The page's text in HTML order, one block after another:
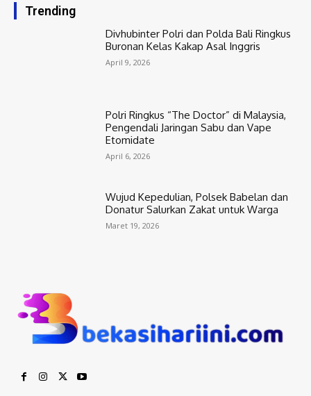
Trending
Divhubinter Polri dan Polda Bali Ringkus
Buronan Kelas Kakap Asal Inggris
April 9, 2026
Polri Ringkus “The Doctor” di Malaysia,
Pengendali Jaringan Sabu dan Vape
Etomidate
April 6, 2026
Wujud Kepedulian, Polsek Babelan dan
Donatur Salurkan Zakat untuk Warga
Maret 19, 2026